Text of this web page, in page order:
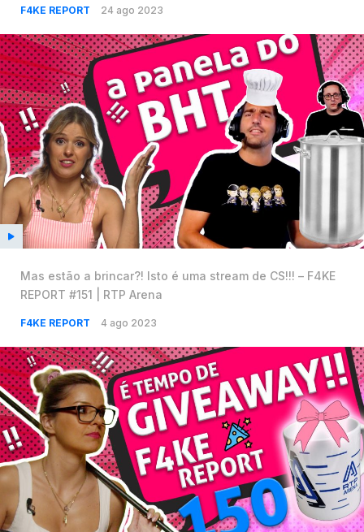
F4KE REPORT 24 ago 2023
Mas estão a brincar?! Isto é uma stream de CS!!! – F4KE
REPORT #151 | RTP Arena
F4KE REPORT 4 ago 2023